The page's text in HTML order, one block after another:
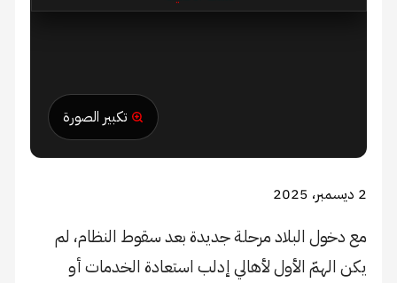
تكبير الصورة
2 ديسمبر، 2025
مع دخول البلاد مرحلة جديدة بعد سقوط النظام، لم
يكن الهمّ الأول لأهالي إدلب استعادة الخدمات أو